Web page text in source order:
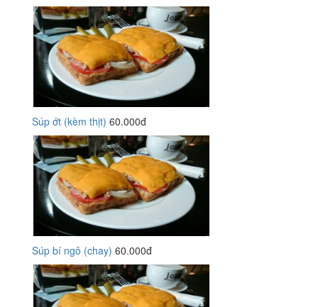
Súp ớt (kèm thịt) 60.000đ
Súp bí ngô (chay) 60.000đ